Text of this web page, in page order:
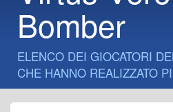
Bomber
ELENCO DEI GIOCATORI
CHE HANNO REALIZZATO